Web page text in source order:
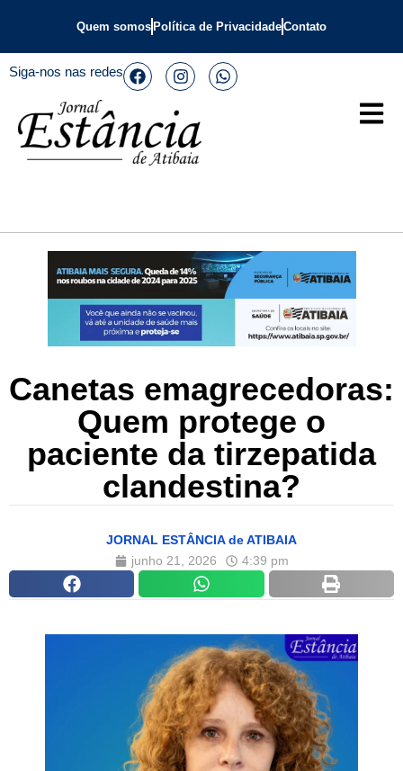
Quem somos Política de PrivacidadeContato
Siga-nos nas redes
Canetas emagrecedoras:
Quem protege o
paciente da tirzepatida
clandestina?
JORNAL ESTÂNCIA de ATIBAIA
junho 21, 2026
4:39 pm